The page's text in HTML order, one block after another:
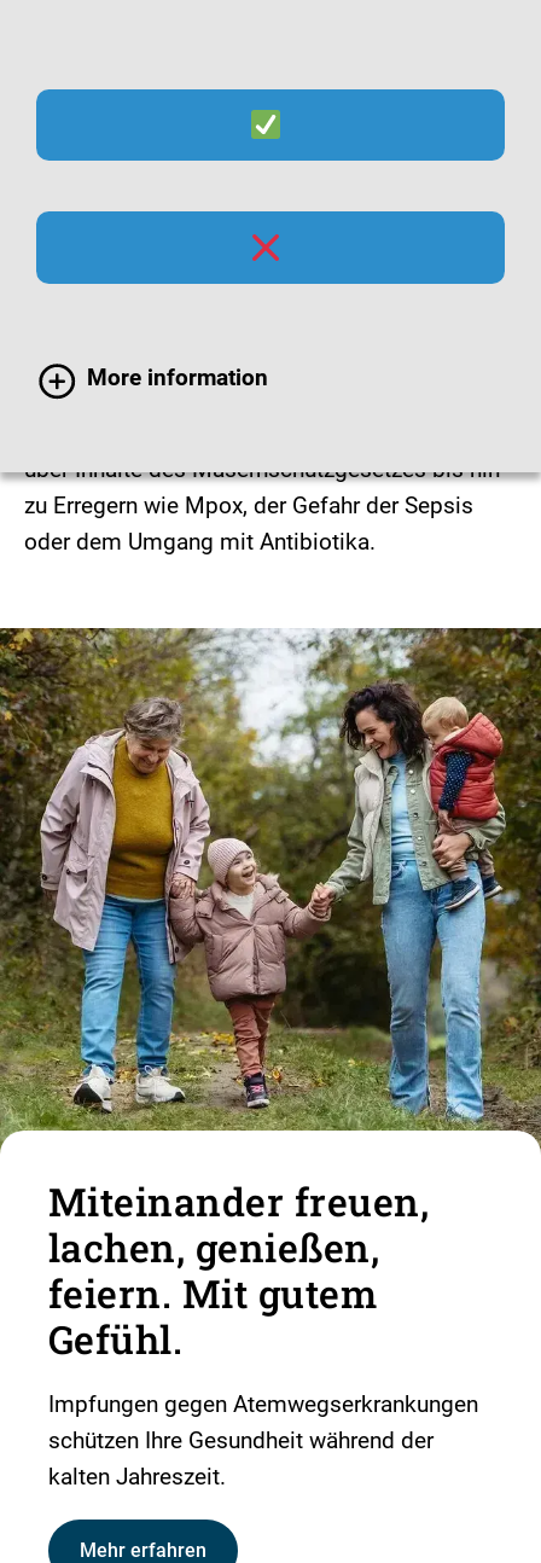
More information
Themen
Hier finden Sie Informationen zu ausgewählten
Infektionskrankheiten und gesundheitlichen
über Inhalte des Masernschutzgesetzes bis hin
zu Erregern wie Mpox, der Gefahr der Sepsis
oder dem Umgang mit Antibiotika.
Miteinander freuen,
lachen, genießen,
feiern. Mit gutem
Gefühl.
Impfungen gegen Atemwegserkrankungen
schützen Ihre Gesundheit während der
kalten Jahreszeit.
Mehr erfahren